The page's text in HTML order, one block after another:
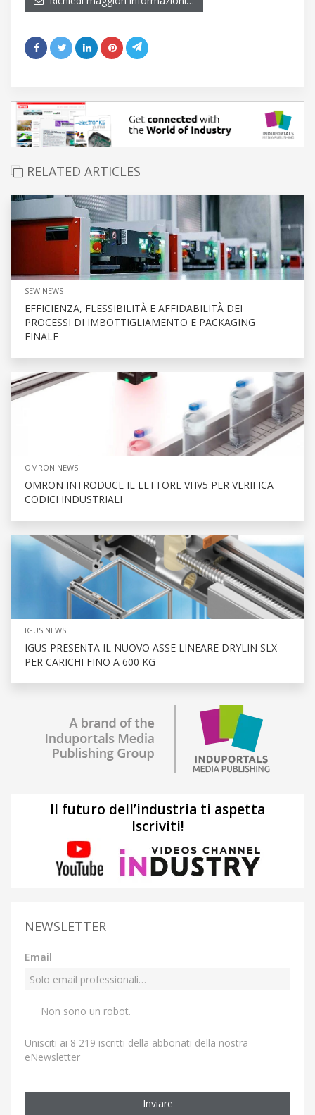
RELATED ARTICLES
SEW NEWS
EFFICIENZA, FLESSIBILITÀ E AFFIDABILITÀ DEI
PROCESSI DI IMBOTTIGLIAMENTO E PACKAGING
FINALE
OMRON NEWS
OMRON INTRODUCE IL LETTORE VHV5 PER VERIFICA
CODICI INDUSTRIALI
IGUS NEWS
IGUS PRESENTA IL NUOVO ASSE LINEARE DRYLIN SLX
PER CARICHI FINO A 600 KG
Il futuro dell’industria ti aspetta
Iscriviti!
NEWSLETTER
Email
Non sono un robot.
Unisciti ai 8 219 iscritti della abbonati della nostra
eNewsletter
Inviare